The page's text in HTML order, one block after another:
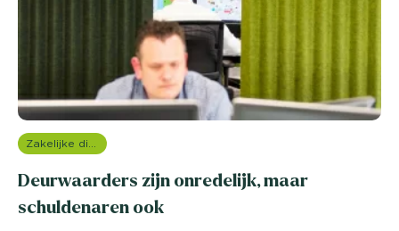
Deurwaarders zijn onredelijk, maar
schuldenaren ook